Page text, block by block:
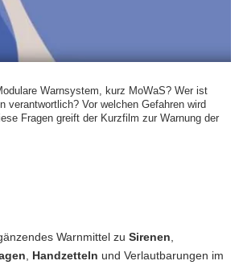
Warnsystem, kurz MoWaS? Wer ist
verantwortlich? Vor welchen Gefahren wird
Fragen greift der Kurzfilm zur Warnung der
Warnmittel zu Sirenen,
, Handzetteln und Verlautbarungen im